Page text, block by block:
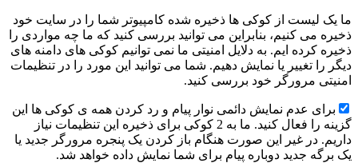
ما یک لیست از کوکی ها ذخیره شده کامپیوتر شما را در سایت خود
ذخیره می کنیم، بنابراین می توانید بررسی کنید که ما چه مواردی را
ذخیره کرده ایم. به دلایل امنیتی ما نمی توانیم کوکی های دامنه های
دیگر را تغییر یا نمایش دهیم. شما می توانید این مورد را در تنظیمات
امنیتی مرورگر خود بررسی کنید.
برای عدم نمایش دائمی نوار پیام و رد کردن همه ی کوکی ها این
گزینه را فعال کنید. ما به 2 کوکی برای ذخیره این تنظیمات نیاز
داریم. در غیر این صورت هنگام باز کردن یک پنجره مرورگر جدید یا
یک برگه جدید دوباره پیام برای شما نمایش داده خواهد شد.